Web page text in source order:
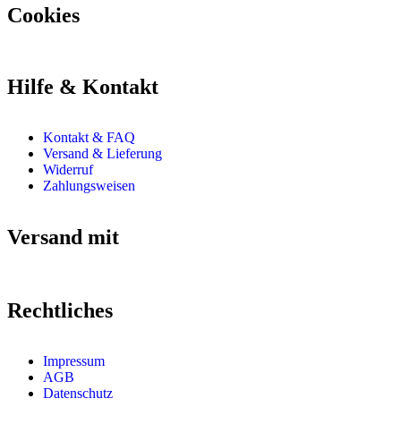
Cookies
Hilfe & Kontakt
Kontakt & FAQ
Versand & Lieferung
Widerruf
Zahlungsweisen
Versand mit
Rechtliches
Impressum
AGB
Datenschutz